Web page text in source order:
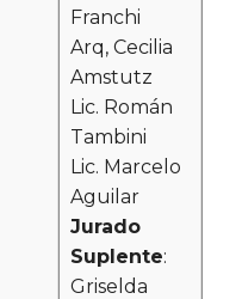
Franchi
Arq, Cecilia
Amstutz
Lic. Román
Tambini
Lic. Marcelo
Aguilar
Jurado
Suplente:
Griselda